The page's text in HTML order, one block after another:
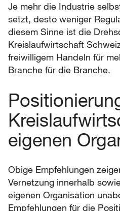
Je mehr die Industrie
setzt, desto weniger
diesem Sinne ist die
Kreislaufwirtschaft
freiwilligem Handeln für
Branche für die Branche.
eigenen
Obige Empfehlungen
Vernetzung innerhalb
eigenen Organisation
Empfehlungen für die